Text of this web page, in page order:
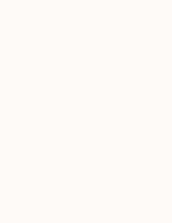
rares du